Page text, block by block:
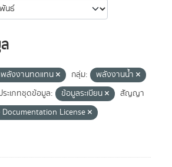
ลังงานทดแทน กลุ่ม:
พลังงานน้ำ
ระเภทชุดข้อมูล: ข้อมูลระเบียน
สัญญา
Documentation License